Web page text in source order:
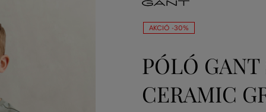
AKCIÓ -30%
PÓLÓ
CERAMIC